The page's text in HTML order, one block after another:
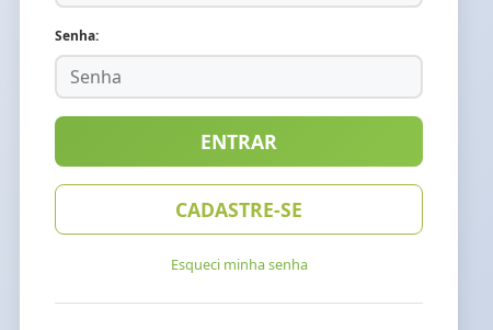
Senha:
ENTRAR
CADASTRE-SE
Esqueci minha senha